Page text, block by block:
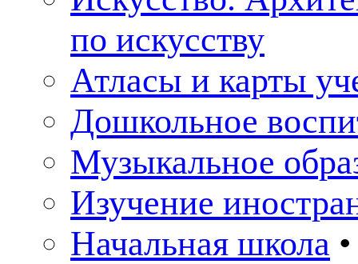
по искусству
Атласы и карты
Дошкольное
Музыкальное
Изучение
Начальная школа •